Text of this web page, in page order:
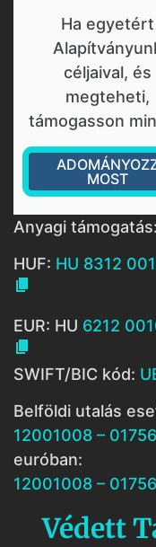
Ha egyetért
céljaival, és
megteheti,
támogasson
MOST
Anyagi támogatás:
HUF: HU 8312

EUR: HU 6212

SWIFT/BIC kód:
Belföldi utalás
12001008 –
euróban:
12001008 –
Védett